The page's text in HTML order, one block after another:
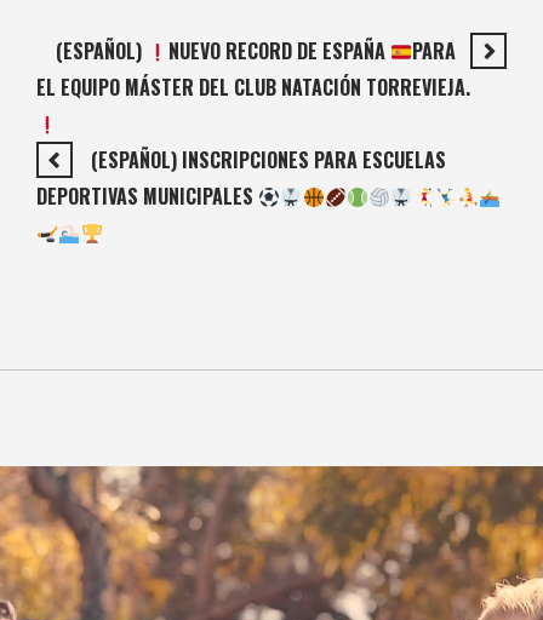
(ESPAÑOL) NUEVO RECORD DE ESPAÑA
PARA
EL EQUIPO MÁSTER DEL CLUB NATACIÓN TORREVIEJA.
(ESPAÑOL) INSCRIPCIONES PARA ESCUELAS
DEPORTIVAS MUNICIPALES